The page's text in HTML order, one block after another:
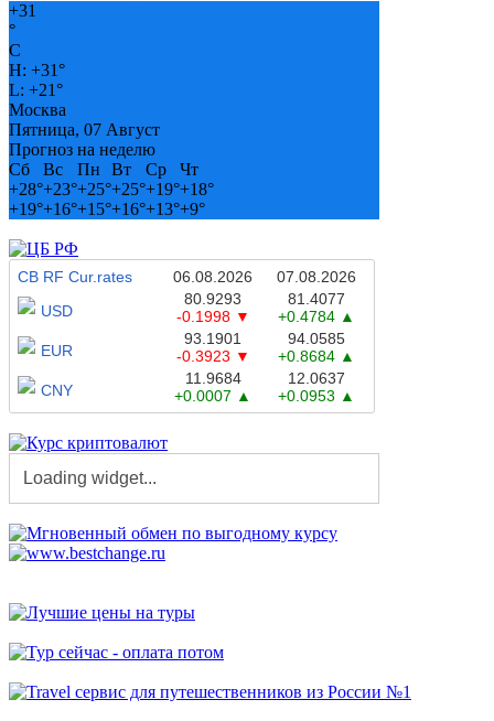
+31
°
C
H: +31°
L: +21°
Москва
Пятница, 07 Август
Прогноз на неделю
Сб
Вс Пн Вт Ср
Чт
+28°+23°+25°+25°+19°+18°
+19°+16°+15°+16°+13°+9°
CB RF Cur.rates 06.08.2026
07.08.2026
USD
80.9293
-0.1998
81.4077
+0.4784
EUR
93.1901
-0.3923
94.0585
+0.8684
CNY
11.9684
+0.0007
12.0637
+0.0953